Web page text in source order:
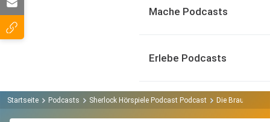
Mache Podcasts
Erlebe Podcasts
Startseite Podcasts Sherlock Hörspiele Podcast Podcast Die Braut des